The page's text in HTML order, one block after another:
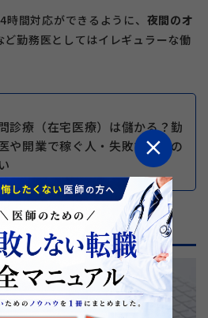
間対応ができるように、 夜間のオ
ど勤務医としてはイレギュラーな働
診療（在宅医療）は儲かる？勤
や開業で稼ぐ人・失敗する人の
のポイント5選
close